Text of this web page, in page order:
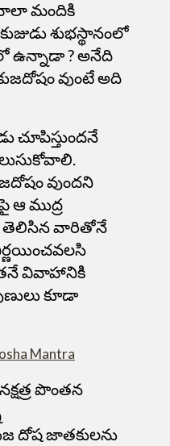
మందికి
శుభస్థానంలో
ఉన్నాడా ? అనేది
వుంటే అది
చూపిస్తుందనే
వుందని
ఆ ముద్ర
తెలిసిన వారితోనే
వివాహానికి
కూడా
Mantra
పొంతన
దోష జాతకులను